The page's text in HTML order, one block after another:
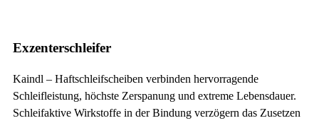
Exzenterschleifer
Kaindl – Haftschleifscheiben verbinden hervorragende
Schleifleistung, höchste Zerspanung und extreme Lebensdauer.
Schleifaktive Wirkstoffe in der Bindung verzögern das Zusetzen